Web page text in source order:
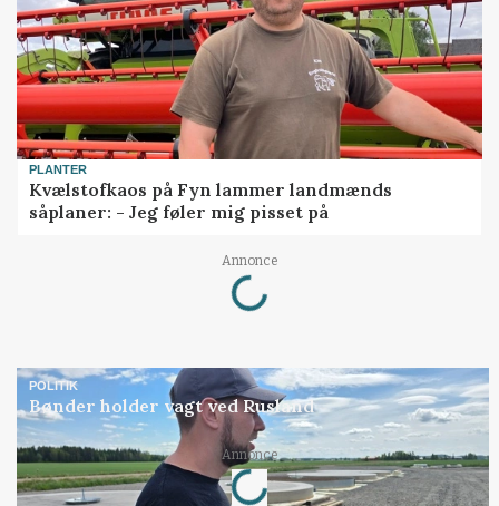
PLANTER
Kvælstofkaos på Fyn lammer landmænds
såplaner: - Jeg føler mig pisset på
Annonce
Loading...
POLITIK
Bønder holder vagt ved Rusland
Annonce
Loading...